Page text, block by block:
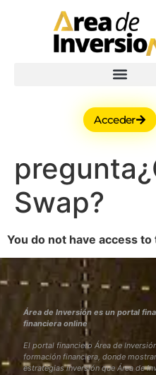
Acceder
Swap?
You do not have access
Área de Inversión es un portal
financiera online
El portal financiero Área de
formación financiera, donde
estrategias inversión que Área de